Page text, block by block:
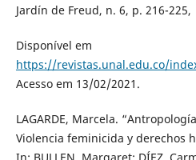
Jardín de Freud, n. 6, p. 216-225,
Disponível em
https://revistas.unal.edu.co/
Acesso em 13/02/2021.
LAGARDE, Marcela.
Violencia feminicida y derechos